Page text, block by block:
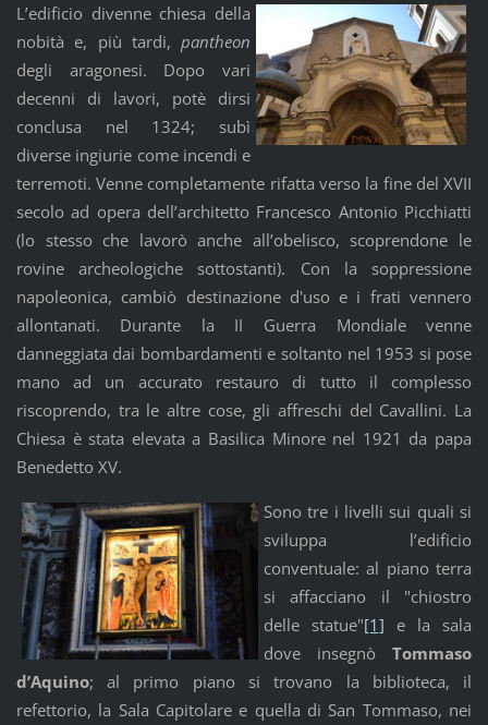
L’edificio divenne chiesa della
nobità e, più tardi,pantheon
degli aragonesi. Dopo vari
decenni di lavori, potè dirsi
conclusa nel 1324; subì
diverse ingiurie come incendi e
terremoti. Venne completamente rifatta verso la fine del XVII
secolo ad opera dell’architetto Francesco Antonio Picchiatti
(lo stesso che lavorò anche all’obelisco, scoprendone le
rovine archeologiche sottostanti). Con la soppressione
napoleonica, cambiò destinazione d'uso e i frati vennero
allontanati. Durante la II Guerra Mondiale venne
danneggiata dai bombardamenti e soltanto nel 1953 si pose
mano ad un accurato restauro di tutto il complesso
riscoprendo, tra le altre cose, gli affreschi del Cavallini. La
Chiesa è stata elevata a Basilica Minore nel 1921 da papa
Benedetto XV.
Sono tre i livelli sui quali si
sviluppa l’edificio
conventuale: al piano terra
si affacciano il "chiostro
delle statue"[1] e la sala
dove insegnòTommaso
d’Aquino; al primo piano si trovano la biblioteca, il
refettorio, la Sala Capitolare e quella di San Tommaso, nei